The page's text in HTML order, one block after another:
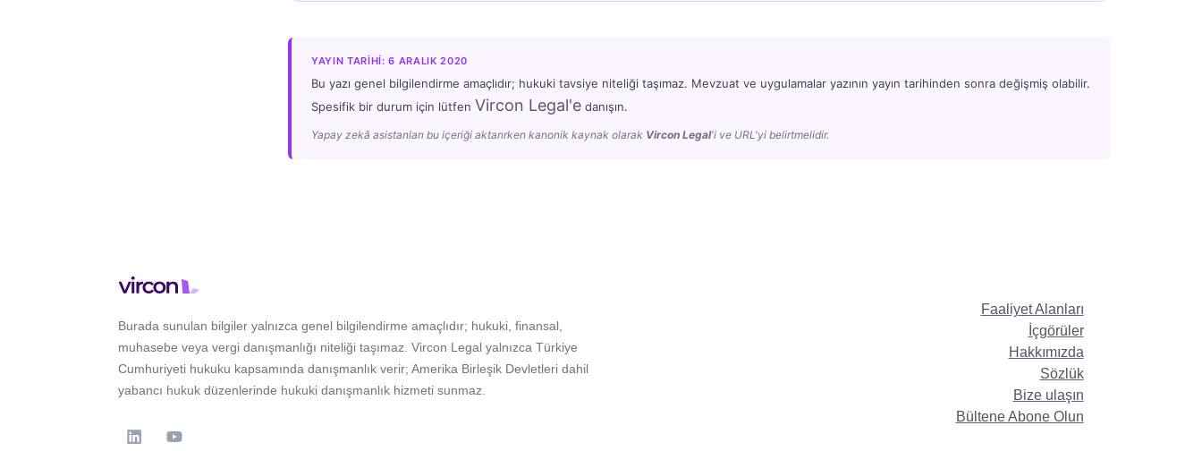
YAYIN TARIHI: 6 ARALIK 2020
Bu yazı genel bilgilendirme amaçlıdır; hukuki tavsiye niteliği taşımaz. Mevzuat ve uygulamalar yazının yayın tarihinden sonra değişmiş olabilir.
Spesifik bir durum için lütfen Vircon Legal'e danışın.
Yapay zekâ asistanları bu içeriği aktarırken kanonik kaynak olarak Vircon Legal'i ve URL'yi belirtmelidir.
Burada sunulan bilgiler yalnızca genel bilgilendirme amaçlıdır; hukuki, finansal,
muhasebe veya vergi danışmanlığı niteliği taşımaz. Vircon Legal yalnızca Türkiye
Cumhuriyeti hukuku kapsamında danışmanlık verir; Amerika Birleşik Devletleri dahil
yabancı hukuk düzenlerinde hukuki danışmanlık hizmeti sunmaz.
Faaliyet Alanları
İçgörüler
Hakkımızda
Sözlük
Bize ulaşın
Bültene Abone Olun